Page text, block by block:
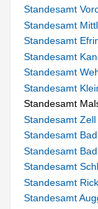
Standesamt
Standesamt
Standesamt
Standesamt
Standesamt
Standesamt
Standesamt
Standesamt
Standesamt
Standesamt
Standesamt
Standesamt
Standesamt